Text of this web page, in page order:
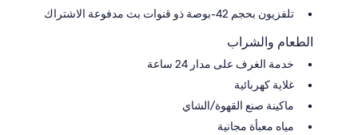
تلفزيون بحجم 42-بوصة ذو قنوات بث مدفوعة الاشتراك
الطعام والشراب
خدمة الغرف على مدار 24 ساعة
غلاية كهربائية
ماكينة صنع القهوة/الشاي
مياه معبأة مجانية